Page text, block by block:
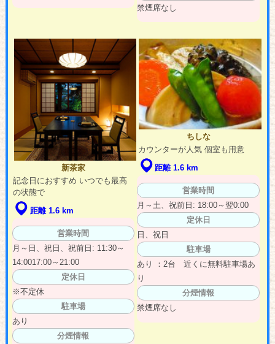
禁煙席なし
新茶家
記念日におすすめ いつでも最高
の状態で
距離 1.6 km
営業時間
月～日、祝日、祝前日: 11:30～
14:0017:00～21:00
定休日
※不定休
駐車場
あり
分煙情報
ちしな
カウンターが人気 個室も用意
距離 1.6 km
営業時間
月～土、祝前日: 18:00～翌0:00
定休日
日、祝日
駐車場
あり ：2台 近くに無料駐車場あ
り
分煙情報
禁煙席なし